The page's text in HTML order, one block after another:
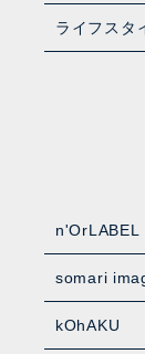
ライフスタ
n'OrLABEL
somari
kOhAKU